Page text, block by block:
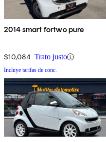
2014 smart fortwo pure
$10,084 Trato justo
Incluye tarifas de conc.